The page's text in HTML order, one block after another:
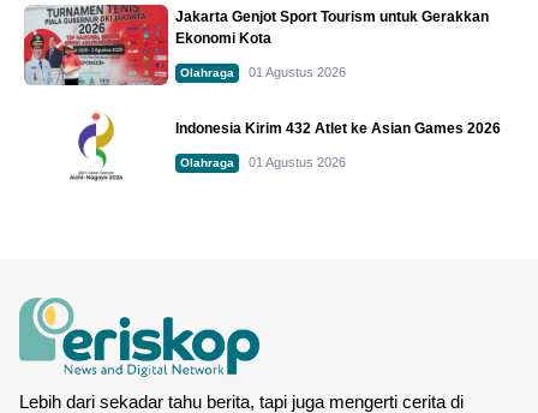
Jakarta Genjot Sport Tourism untuk Gerakkan
Ekonomi Kota
Olahraga 01 Agustus 2026
Indonesia Kirim 432 Atlet ke Asian Games 2026
Olahraga 01 Agustus 2026
Lebih dari sekadar tahu berita, tapi juga mengerti cerita di